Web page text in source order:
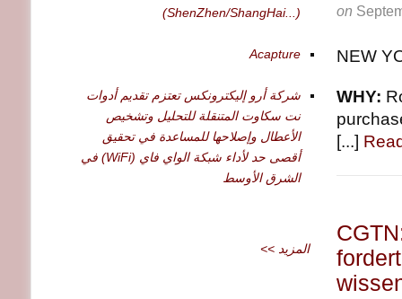
on
NEW
WHY:
[...]
(ShenZhen/ShangHai...)
Acapture
شركة أرو إليكترونكس تعتزم تقديم أدوات
نت سكاوت المتنقلة للتحليل وتشخيص
الأعطال وإصلاحها للمساعدة في تحقيق
أقصى حد لأداء شبكة الواي فاي (WiFi) في
الشرق الأوسط
<< المزيد